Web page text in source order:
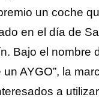
condición
de la
de la
Esta